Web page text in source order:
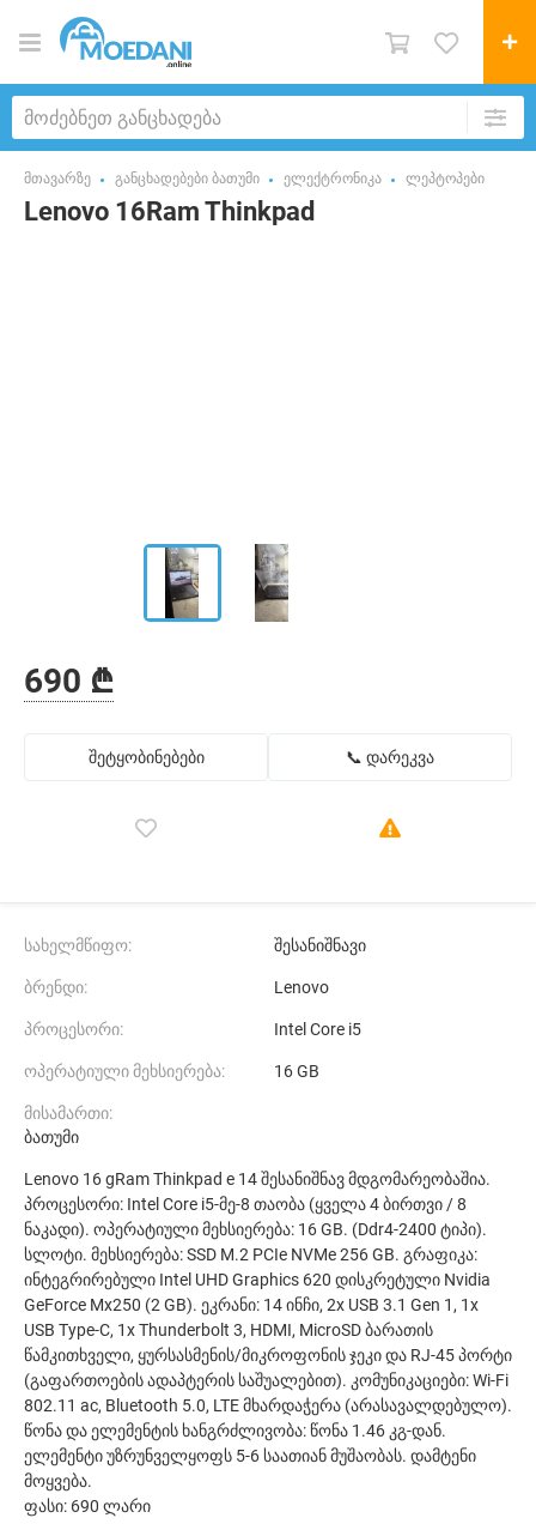
მთავარზე განცხადებები ბათუმი ელექტრონიკა ლეპტოპები
Lenovo 16Ram Thinkpad
690 ₾
შეტყობინებები 📞 დარეკვა
სახელმწიფო: შესანიშნავი
ბრენდი: Lenovo
პროცესორი: Intel Core i5
ოპერატიული მეხსიერება: 16 GB
მისამართი:
ბათუმი
Lenovo 16 gRam Thinkpad e 14 შესანიშნავ მდგომარეობაშია.
პროცესორი: Intel Core i5-მე-8 თაობა (ყველა 4 ბირთვი / 8
ნაკადი). ოპერატიული მეხსიერება: 16 GB. (Ddr4-2400 ტიპი).
სლოტი. მეხსიერება: SSD M.2 PCIe NVMe 256 GB. გრაფიკა:
ინტეგრირებული Intel UHD Graphics 620 დისკრეტული Nvidia
GeForce Mx250 (2 GB). ეკრანი: 14 ინჩი, 2x USB 3.1 Gen 1, 1x
USB Type-C, 1x Thunderbolt 3, HDMI, MicroSD ბარათის
წამკითხველი, ყურსასმენის/მიკროფონის ჯეკი და RJ-45 პორტი
(გაფართოების ადაპტერის საშუალებით). კომუნიკაციები: Wi-Fi
802.11 ac, Bluetooth 5.0, LTE მხარდაჭერა (არასავალდებულო).
წონა და ელემენტის ხანგრძლივობა: წონა 1.46 კგ-დან.
ელემენტი უზრუნველყოფს 5-6 საათიან მუშაობას. დამტენი
მოყვება.
ფასი: 690 ლარი